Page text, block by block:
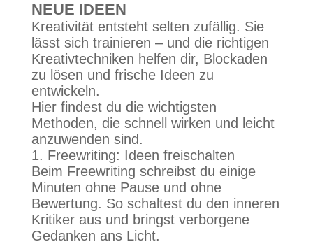
NEUE IDEEN
Kreativität entsteht selten zufällig. Sie
lässt sich trainieren – und die richtigen
Kreativtechniken helfen dir, Blockaden
zu lösen und frische Ideen zu
entwickeln.
Hier findest du die wichtigsten
Methoden, die schnell wirken und leicht
anzuwenden sind.
1. Freewriting: Ideen freischalten
Beim Freewriting schreibst du einige
Minuten ohne Pause und ohne
Bewertung. So schaltest du den inneren
Kritiker aus und bringst verborgene
Gedanken ans Licht.